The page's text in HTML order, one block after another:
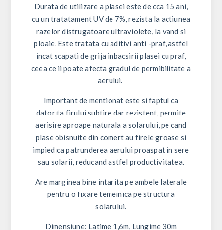
Durata de utilizare a plasei este de cca 15 ani,
cu un tratatament UV de 7%, rezista la actiunea
razelor distrugatoare ultraviolete, la vand si
ploaie. Este tratata cu aditivi anti -praf, astfel
incat scapati de grija inbacsirii plasei cu praf,
ceea ce ii poate afecta gradul de permibilitate a
aerului.
Important de mentionat este si faptul ca
datorita firului subtire dar rezistent, permite
aerisire aproape naturala a solarului, pe cand
plase obisnuite din comert au firele groase si
impiedica patrunderea aerului proaspat in sere
sau solarii, reducand astfel productivitatea.
Are marginea bine intarita pe ambele laterale
pentru o fixare temeinica pe structura
solarului.
Dimensiune: Latime 1,6m, Lungime 30m